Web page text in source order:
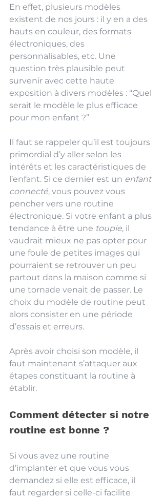
En effet, plusieurs modèles
existent de nos jours : il y en a des
hauts en couleur, des formats
électroniques, des
personnalisables, etc. Une
question très plausible peut
survenir avec cette haute
exposition à divers modèles : “Quel
serait le modèle le plus efficace
pour mon enfant ?”
Il faut se rappeler qu’il est toujours
primordial d’y aller selon les
intérêts et les caractéristiques de
l’enfant. Si ce dernier est un enfant
connecté, vous pouvez vous
pencher vers une routine
électronique. Si votre enfant a plus
tendance à être une toupie, il
vaudrait mieux ne pas opter pour
une foule de petites images qui
pourraient se retrouver un peu
partout dans la maison comme si
une tornade venait de passer. Le
choix du modèle de routine peut
alors consister en une période
d’essais et erreurs.
Après avoir choisi son modèle, il
faut maintenant s’attaquer aux
étapes constituant la routine à
établir.
Comment détecter si notre
routine est bonne ?
Si vous avez une routine
d’implanter et que vous vous
demandez si elle est efficace, il
faut regarder si celle-ci facilite